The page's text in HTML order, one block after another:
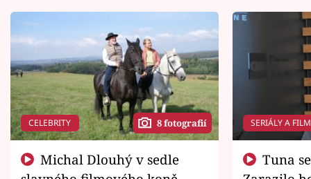
CELEBRITY 8 fotografií SERIÁLY A